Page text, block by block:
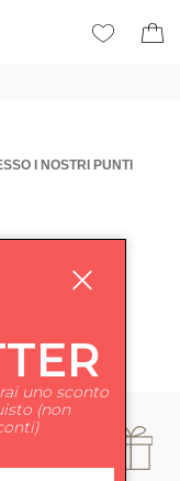
I NOSTRI PUNTI
uno sconto
(non